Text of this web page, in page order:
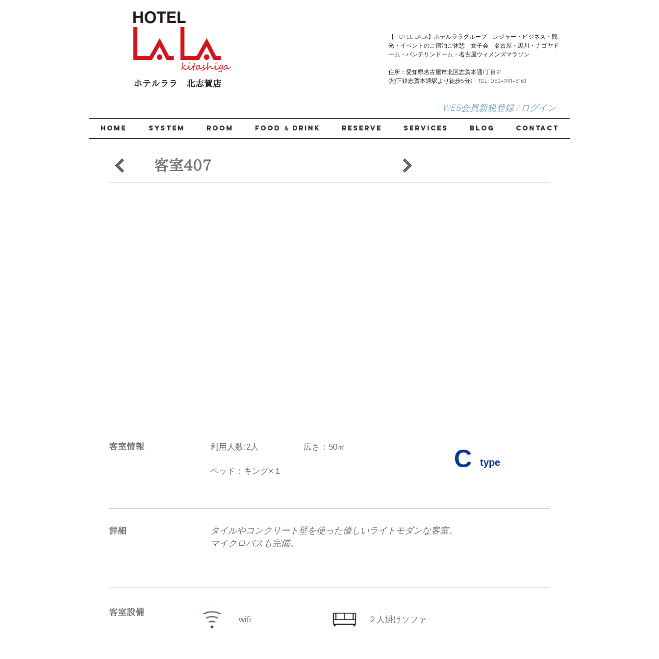
ホテルララ 北志賀​店
​【HOTEL LALA】ホテルララグループ レジャー・ビジネス・観
光・イベントのご宿泊ご休憩 女子会 名古屋・黒川・ナゴヤド
ーム・バンテリンドーム・名古屋ウィメンズマラソン
住所：愛知県名古屋市北区志賀本通1丁目31
(地下鉄志賀本通駅より徒歩5分) TEL: 052-991-5161
WEB会員新規登録 / ログイン
客室407
客室情報 ​利用人数:2人 広さ：50㎡
ベッド：キング×１ C type
​詳細
タイルやコンクリート壁を使った優しいライトモダンな客室。​
マイクロバスも完備。
​客室設備
wifi ​２人掛けソファ
HOME SYSTEM ROOM FOOD ＆ DRINK RESERVE SERVICES Blog CONTACT